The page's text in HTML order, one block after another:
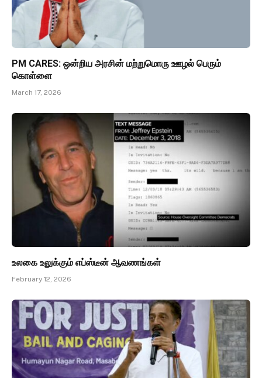
PM CARES: ஒன்றிய அரசின் மற்றுமொரு ஊழல் பெரும்
கொள்ளை
March 17, 2026
உலகை உலுக்கும் எப்ஸ்டீன் ஆவணங்கள்
February 12, 2026